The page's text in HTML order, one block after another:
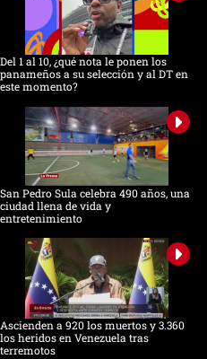
Del 1 al 10, ¿qué nota le ponen los
panameños a su selección y al DT en
este momento?
San Pedro Sula celebra 490 años, una
ciudad llena de vida y
entretenimiento
Ascienden a 920 los muertos y 3.360
los heridos en Venezuela tras
terremotos